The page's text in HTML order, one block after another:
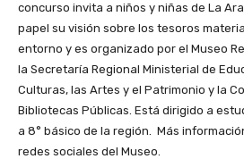
concurso invita a niños y niñas de La
papel su visión sobre los tesoros
entorno y es organizado por el Museo
la Secretaría Regional Ministerial de
Culturas, las Artes y el Patrimonio y la
Bibliotecas Públicas. Está dirigido a
a 8° básico de la región. Más
redes sociales del Museo.